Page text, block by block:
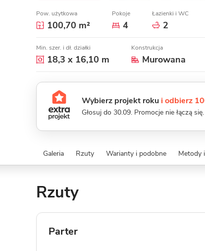
Pow. użytkowa
100,70 m²
Pokoje
4
Łazienki i WC
2
Min. szer. i dł. działki
18,3 x 16,10 m
Konstrukcja
Murowana
Wybierz projekt roku i odbierz
Głosuj do 30.09. Promocje nie łączą się.
Galeria Rzuty Warianty i podobne Metody
Rzuty
Parter